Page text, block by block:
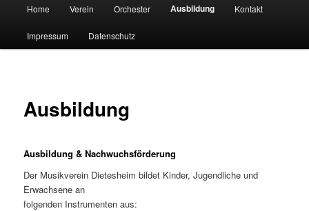
Home Verein Orchester Ausbildung Kontakt
Impressum Datenschutz
Ausbildung
Ausbildung & Nachwuchsförderung
Der Musikverein Dietesheim bildet Kinder, Jugendliche und
Erwachsene an
folgenden Instrumenten aus: